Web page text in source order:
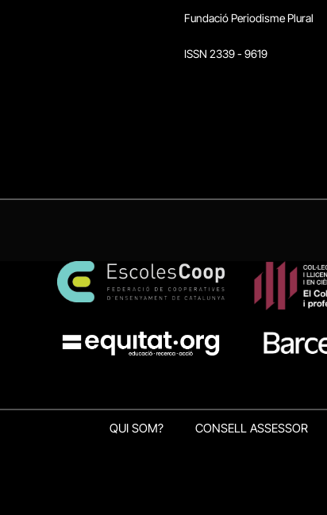
Fundació Periodisme Plural
ISSN 2339 - 9619
QUI SOM? CONSELL ASSESSOR